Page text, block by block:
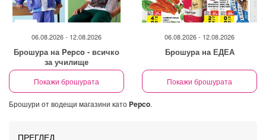
06.08.2026 - 12.08.2026
Брошура на Pepco - всичко
за училище
Покажи брошурата
06.08.2026 - 12.08.2026
Брошура на ЕДЕА
Покажи брошурата
Брошури от водещи магазини като Pepco.
ПРЕГЛЕД